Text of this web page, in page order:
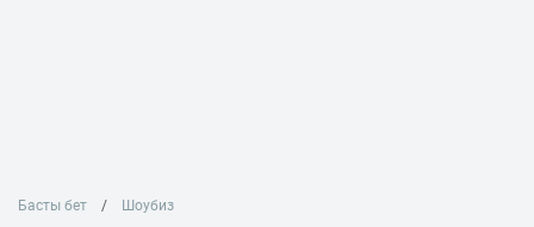
Басты бет Шоубиз